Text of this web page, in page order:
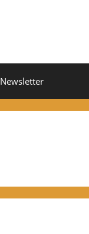
Newsletter